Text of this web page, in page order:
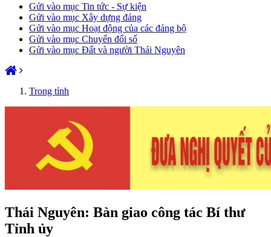
Gửi vào mục Tin tức - Sự kiện
Gửi vào mục Xây dựng đảng
Gửi vào mục Hoạt động của các đảng bộ
Gửi vào mục Chuyển đổi số
Gửi vào mục Đất và người Thái Nguyên
Trong tỉnh
Thái Nguyên: Bàn giao công tác Bí thư
Tỉnh ủy